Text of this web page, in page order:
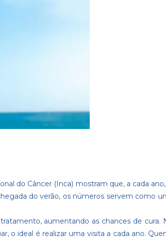
do Câncer (Inca) mostram que, a cada
do verão, os números servem como
aumentando as chances de cura.
o ideal é realizar uma visita a cada ano.